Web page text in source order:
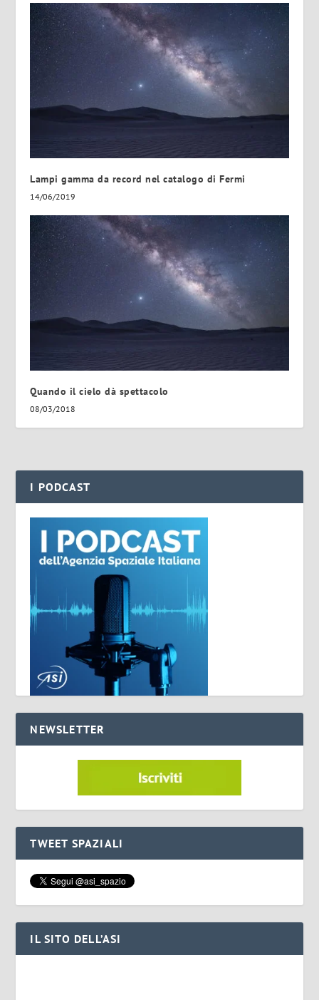
Lampi gamma da record nel catalogo di Fermi
14/06/2019
Quando il cielo dà spettacolo
08/03/2018
I PODCAST
NEWSLETTER
TWEET SPAZIALI
IL SITO DELL’ASI